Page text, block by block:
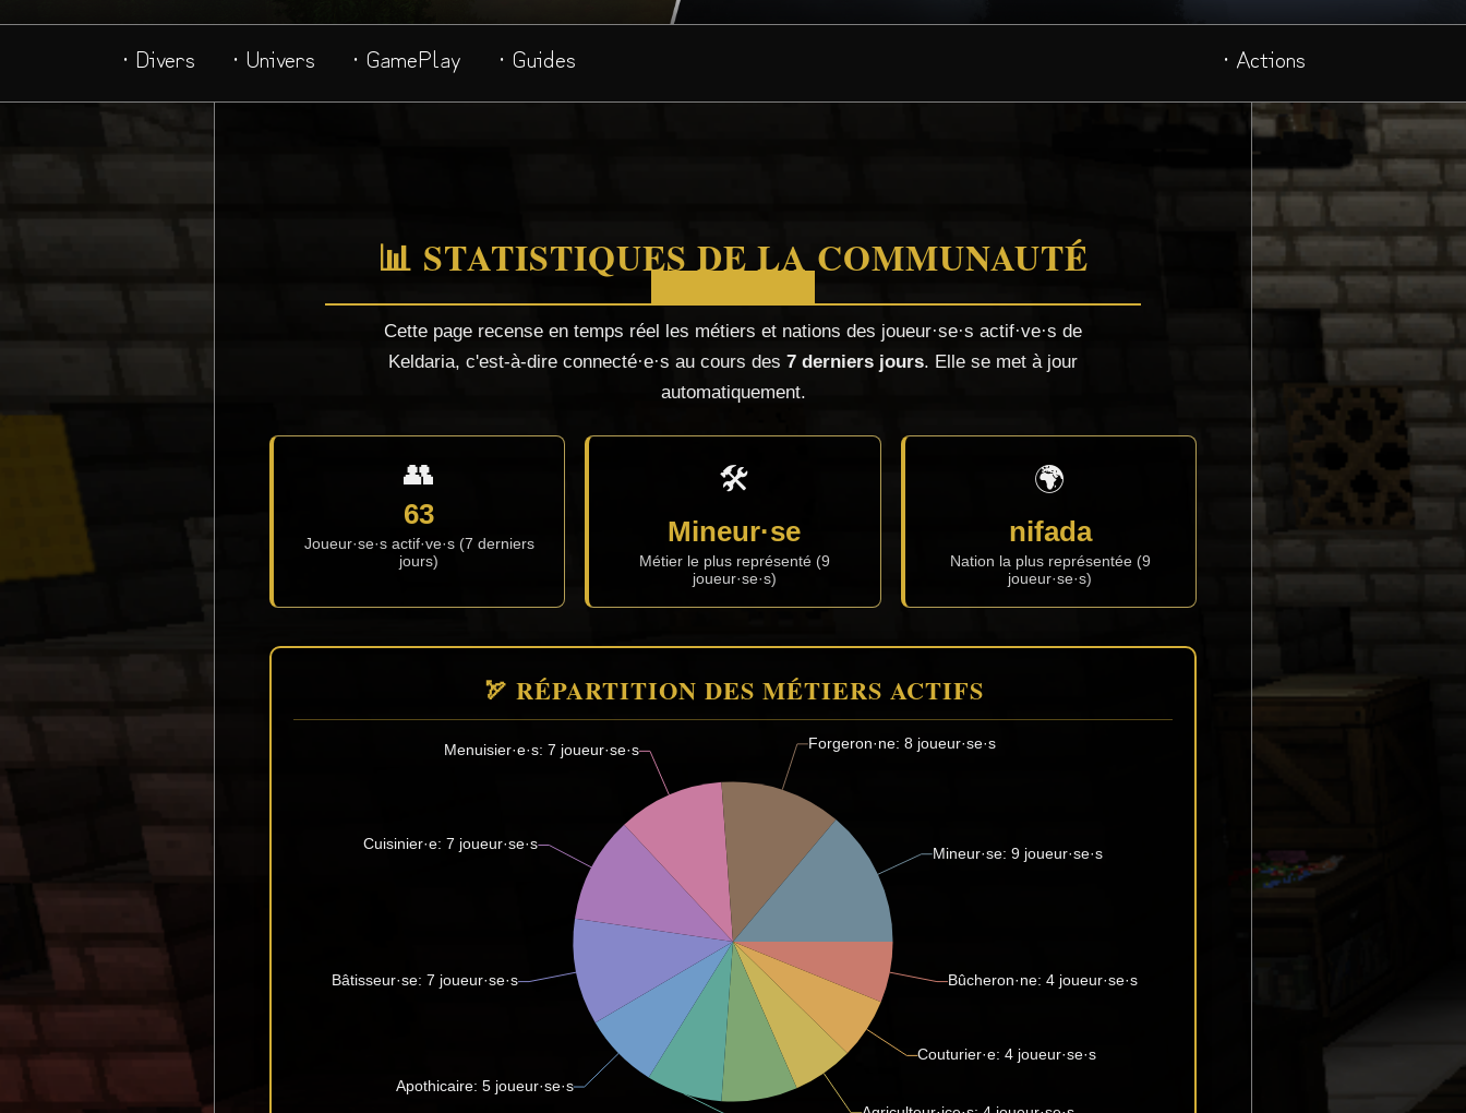
· Actions
· Divers · Univers · GamePlay · Guides
📊 STATISTIQUES DE LA COMMUNAUTÉ
Cette page recense en temps réel les métiers et nations des joueur·se·s actif·ve·s de
Keldaria, c'est-à-dire connecté·e·s au cours des 7 derniers jours. Elle se met à jour
automatiquement.
👥
63
Joueur·se·s actif·ve·s (7 derniers
jours)
🛠️
Mineur·se
Métier le plus représenté (9
joueur·se·s)
🌍
nifada
Nation la plus représentée (9
joueur·se·s)
🏹 RÉPARTITION DES MÉTIERS ACTIFS